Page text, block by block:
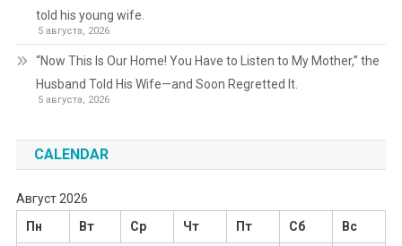
told his young wife.
5 августа, 2026
“Now This Is Our Home! You Have to Listen to My Mother,” the
Husband Told His Wife—and Soon Regretted It.
5 августа, 2026
CALENDAR
Август 2026
Пн
Вт Ср Чт Пт Сб Вс